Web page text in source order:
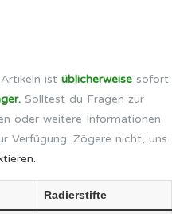
ist üblicherweise sofort
Solltest du Fragen zur
oder weitere Informationen
Verfügung. Zögere nicht, uns
Radierstifte